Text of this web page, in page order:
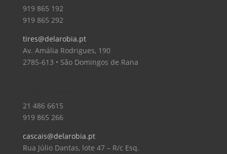
919 865 192
919 865 292
tires@delarobia.pt
Av. Amália Rodrigues, 190
2785-613 • São Domingos de Rana
21 486 6615
919 865 266
cascais@delarobia.pt
Rua Júlio Dantas, lote 47 – R/c Esq.